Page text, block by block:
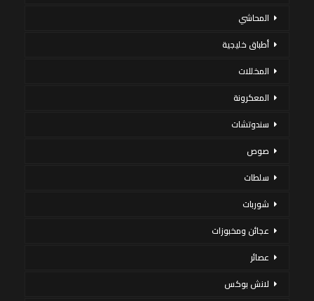
المحاشي
أطباق خليجية
المخللات
المعكرونة
سندوتشات
صوص
سلطات
شوربات
عجائن ومخبوزات
عصائر
لانش بوكس